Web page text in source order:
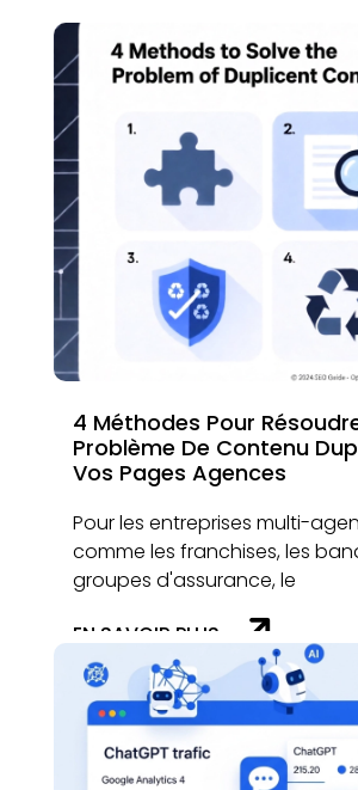
4 Méthodes Pour
Problème De Contenu
Vos Pages Agences
comme les franchises, les
groupes d'assurance, le
EN SAVOIR PLUS